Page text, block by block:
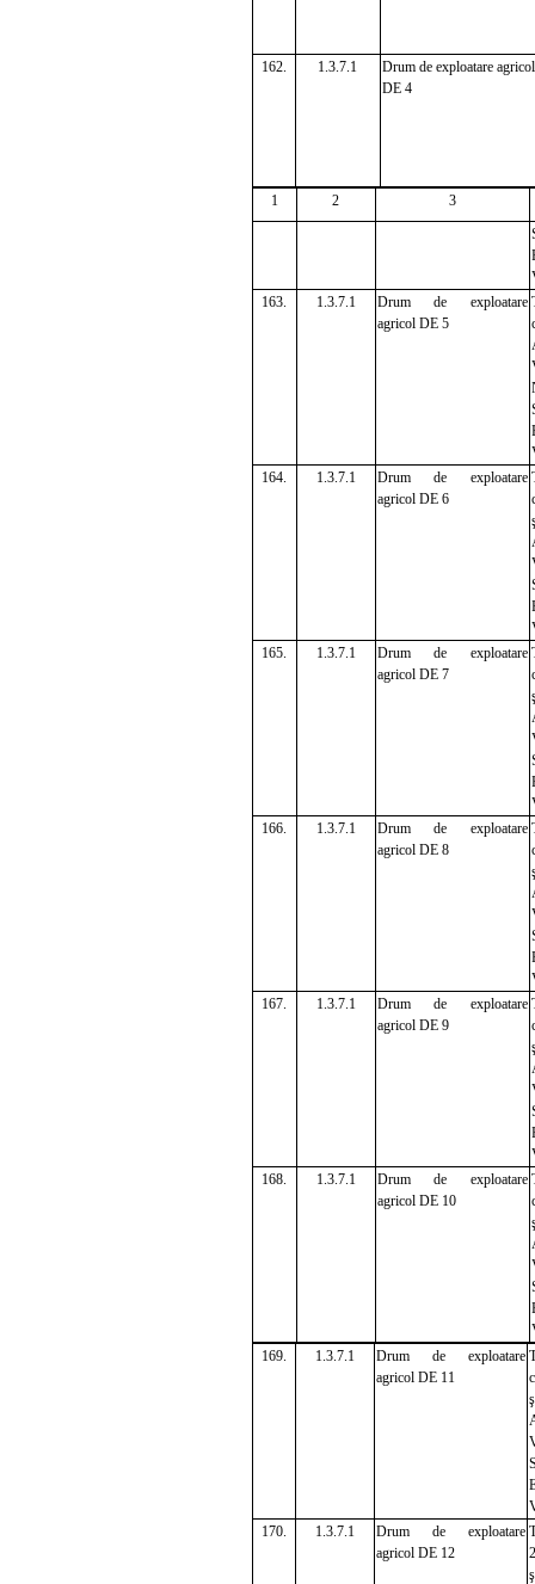
162. 1.3.7.1
Drum de exploatare agricol
DE 4
1 2
3
163.
1.3.7.1
Drum de exploatare
agricol DE 5
164.
1.3.7.1
Drum de exploatare
agricol DE 6
165.
1.3.7.1
Drum de exploatare
agricol DE 7
166.
1.3.7.1
Drum de exploatare
agricol DE 8
167.
1.3.7.1
Drum de exploatare
agricol DE 9
168.
1.3.7.1
Drum de exploatare
agricol DE 10
169.
1.3.7.1
Drum de exploatare
agricol DE 11
170.
1.3.7.1
Drum de exploatare
agricol DE 12